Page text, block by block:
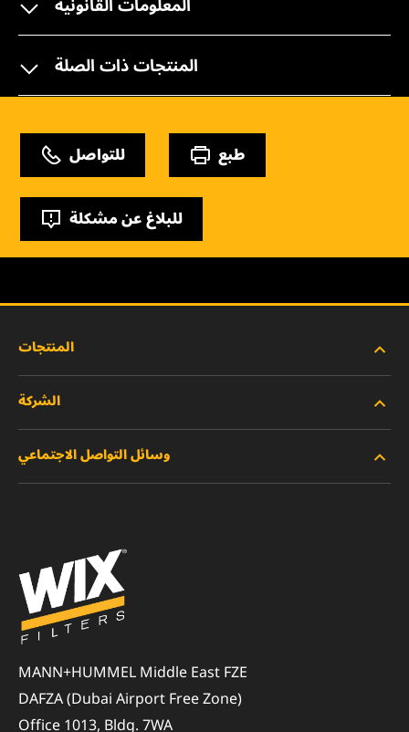
المنتجات ذات الصلة
للتواصل طبع
للبلاغ عن مشكلة
المنتجات
المنتجات الجديدة
المنتجات المتوقفة/المستبدلة
الشركة
الوظائف
إشعار قانوني
الطباعة
للتواصل معنا
وسائل التواصل الاجتماعي
انستقرام
يوتيوب
MANN+HUMMEL Middle East FZE
DAFZA (Dubai Airport Free Zone)
Office 1013, Bldg. 7WA